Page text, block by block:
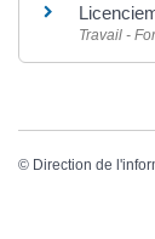
Travail -
© Direction de